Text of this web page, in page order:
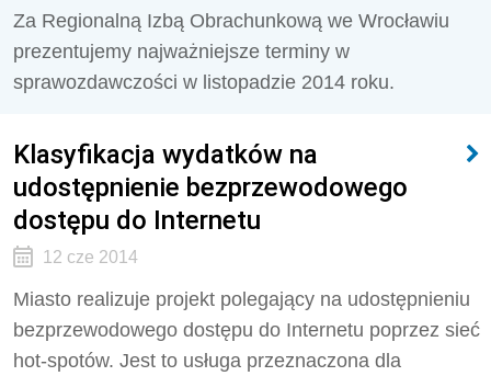
Za Regionalną Izbą Obrachunkową we Wrocławiu
prezentujemy najważniejsze terminy w
sprawozdawczości w listopadzie 2014 roku.
Klasyfikacja wydatków na
udostępnienie bezprzewodowego
dostępu do Internetu
12 cze 2014
Miasto realizuje projekt polegający na udostępnieniu
bezprzewodowego dostępu do Internetu poprzez sieć
hot-spotów. Jest to usługa przeznaczona dla